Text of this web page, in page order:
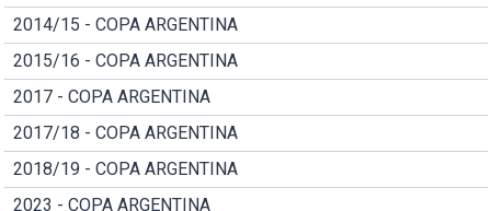
2014/15 - COPA ARGENTINA
2015/16 - COPA ARGENTINA
2017 - COPA ARGENTINA
2017/18 - COPA ARGENTINA
2018/19 - COPA ARGENTINA
2023 - COPA ARGENTINA